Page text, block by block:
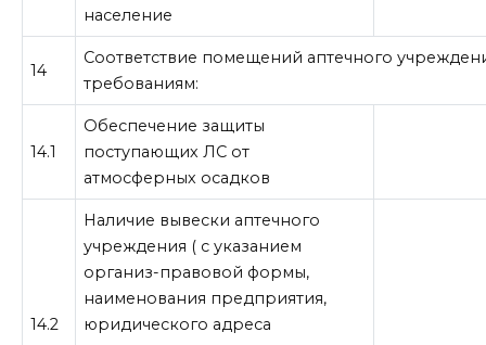
население
14
Соответствие помещений аптечного
требованиям:
14.1
Обеспечение защиты
поступающих ЛС от
атмосферных осадков
14.2
Наличие вывески аптечного
учреждения ( с указанием
организ-правовой формы,
наименования предприятия,
юридического адреса